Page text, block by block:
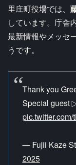
里庄町役場では、
しています。庁舎
最新情報やメッセ
うです。
Thank you
Special guest
— Fujii Kaze
2025